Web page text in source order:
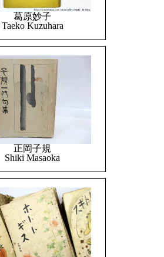
葛原妙子
Taeko Kuzuhara
正岡子規
Shiki Masaoka